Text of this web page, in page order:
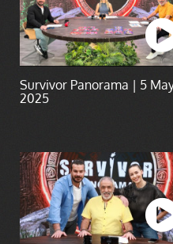
Survivor Panorama | 5
2025